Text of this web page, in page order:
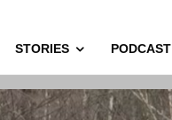
STORIES PODCAST